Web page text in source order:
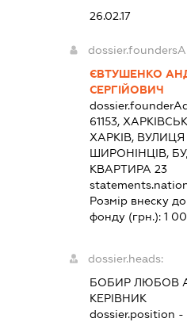
26.02.17
ЄВТУШЕНКО
СЕРГІЙОВИЧ
61153,
ХАРКІВ,
ШИРОНІНЦІВ,
КВАРТИРА 23
Розмір внеску
фонду (грн.):1
dossier.heads:
БОБИР ЛЮБОВ
КЕРІВНИК
dossier.position -